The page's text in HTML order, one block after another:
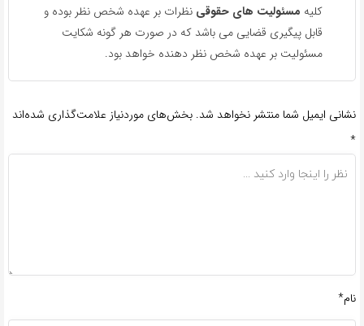
کلیه مسئولیت های حقوقی نظرات بر عهده شخص نظر بوده و
قابل پیگیری قضایی می باشد که در صورت هر گونه شکایت
مسئولیت بر عهده شخص نظر دهنده خواهد بود.
نشانی ایمیل شما منتشر نخواهد شد. بخش‌های موردنیاز علامت‌گذاری شده‌اند
*
نام*